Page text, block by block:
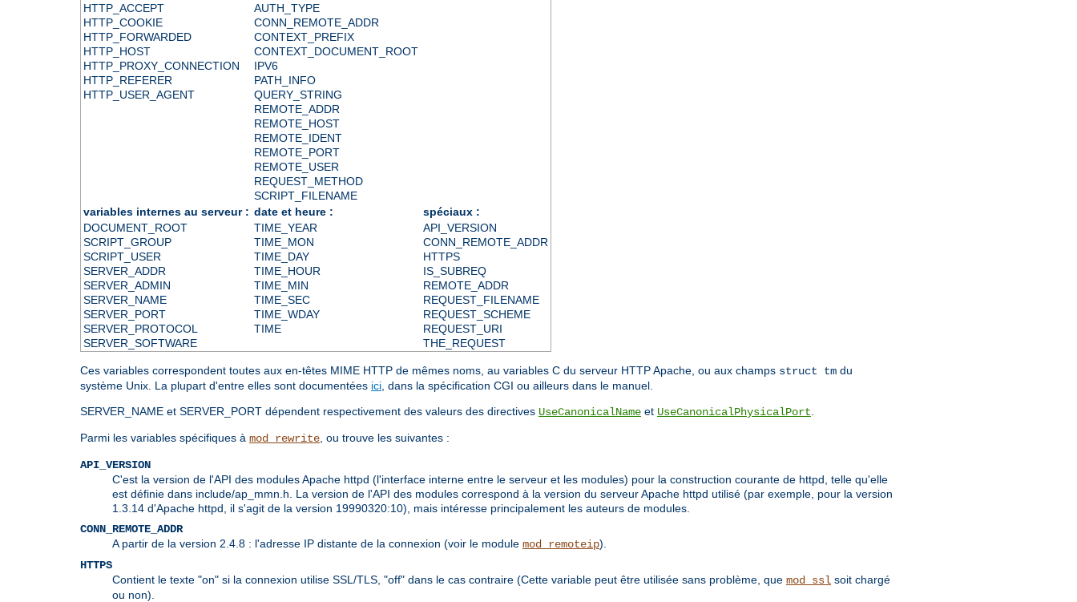
HTTP_ACCEPT
HTTP_COOKIE
HTTP_FORWARDED
HTTP_HOST
HTTP_PROXY_CONNECTION
HTTP_REFERER
HTTP_USER_AGENT
AUTH_TYPE
CONN_REMOTE_ADDR
CONTEXT_PREFIX
CONTEXT_DOCUMENT_ROOT
IPV6
PATH_INFO
QUERY_STRING
REMOTE_ADDR
REMOTE_HOST
REMOTE_IDENT
REMOTE_PORT
REMOTE_USER
REQUEST_METHOD
SCRIPT_FILENAME
variables internes au serveur : date et heure :
spéciaux :
DOCUMENT_ROOT
SCRIPT_GROUP
SCRIPT_USER
SERVER_ADDR
SERVER_ADMIN
SERVER_NAME
SERVER_PORT
SERVER_PROTOCOL
SERVER_SOFTWARE
TIME_YEAR
TIME_MON
TIME_DAY
TIME_HOUR
TIME_MIN
TIME_SEC
TIME_WDAY
TIME
API_VERSION
CONN_REMOTE_ADDR
HTTPS
IS_SUBREQ
REMOTE_ADDR
REQUEST_FILENAME
REQUEST_SCHEME
REQUEST_URI
THE_REQUEST
Ces variables correspondent toutes aux en-têtes MIME HTTP de mêmes noms, au variables C du serveur HTTP Apache, ou aux champs struct tm du
système Unix. La plupart d'entre elles sont documentées ici , dans la spécification CGI ou ailleurs dans le manuel.
SERVER_NAME et SERVER_PORT dépendent respectivement des valeurs des directives UseCanonicalName et UseCanonicalPhysicalPort
Parmi les variables spécifiques à mod_rewrite , ou trouve les suivantes :
API_VERSION
C'est la version de l'API des modules Apache httpd (l'interface interne entre le serveur et les modules) pour la construction courante de httpd, telle qu'elle
est définie dans include/ap_mmn.h. La version de l'API des modules correspond à la version du serveur Apache httpd utilisé (par exemple, pour la version
1.3.14 d'Apache httpd, il s'agit de la version 19990320:10), mais intéresse principalement les auteurs de modules.
CONN_REMOTE_ADDR
A partir de la version 2.4.8 : l'adresse IP distante de la connexion (voir le module mod_remoteip).
HTTPS
Contient le texte "on" si la connexion utilise SSL/TLS, "off" dans le cas contraire (Cette variable peut être utilisée sans problème, que mod_ssl soit chargé
ou non).